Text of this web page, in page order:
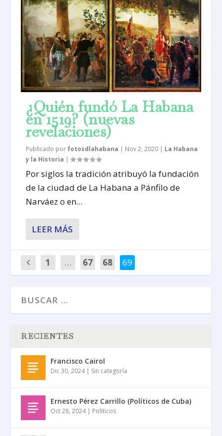
¿Quién fundó La Habana
en 1519? (nuevas
revelaciones)
Publicado por fotosdlahabana | Nov 2, 2020 | La Habana
y la Historia |
Por siglos la tradición atribuyó la fundación
de la ciudad de La Habana a Pánfilo de
Narváez o en...
LEER MÁS
1 … 67 68 69
RECIENTES
Francisco Cairol
Dic 30, 2024| Sin categoría
Ernesto Pérez Carrillo (Políticos de Cuba)
Oct 28, 2024| Políticos